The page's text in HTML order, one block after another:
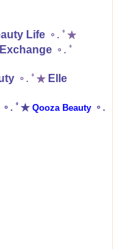
Life 。. ﾟ★
。. ﾟ
。. ﾟ★ Elle
。. ﾟ★ Qooza Beauty 。.